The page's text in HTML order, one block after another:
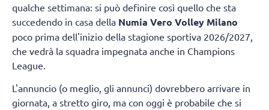
qualche settimana: si può definire così quello che sta
succedendo in casa della Numia Vero Volley Milano
poco prima dell'inizio della stagione sportiva 2026/2027,
che vedrà la squadra impegnata anche in Champions
League.
L'annuncio (o meglio, gli annunci) dovrebbero arrivare in
giornata, a stretto giro, ma con oggi è probabile che si